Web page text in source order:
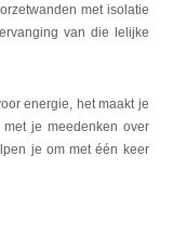
met isolatie
van die lelijke
energie, het maakt je
je meedenken over
je om met één keer